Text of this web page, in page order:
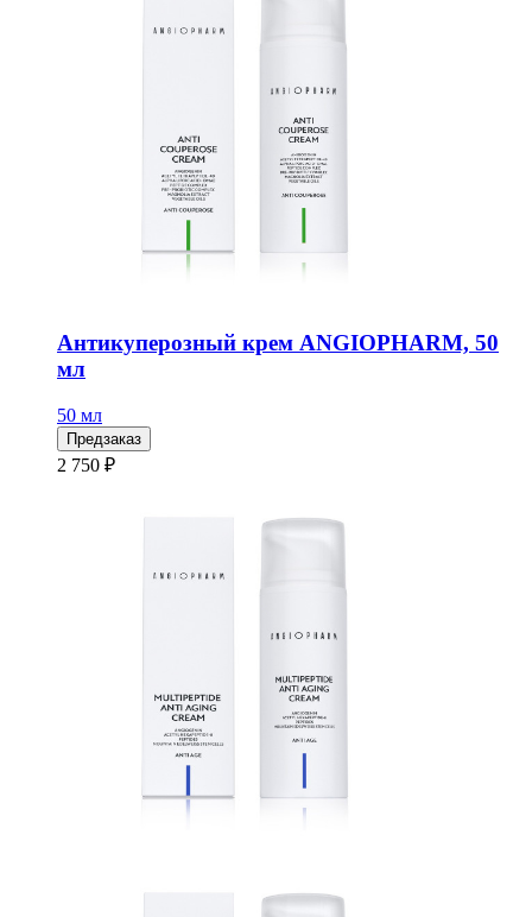
Антикуперозный крем ANGIOPHARM, 50
мл
50 мл
Предзаказ
2 750 ₽